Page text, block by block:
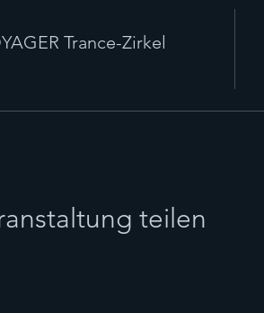
Trance-Zirkel
teilen